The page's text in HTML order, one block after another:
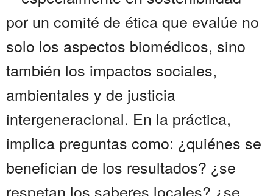
por un comité de ética que evalúe no
solo los aspectos biomédicos, sino
también los impactos sociales,
ambientales y de justicia
intergeneracional. En la práctica,
implica preguntas como: ¿quiénes se
benefician de los resultados? ¿se
respetan los saberes locales? ¿se